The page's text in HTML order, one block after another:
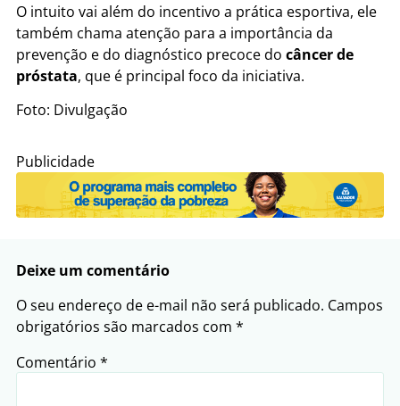
O intuito vai além do incentivo a prática esportiva, ele
também chama atenção para a importância da
prevenção e do diagnóstico precoce do câncer de
próstata, que é principal foco da iniciativa.
Foto: Divulgação
Publicidade
Deixe um comentário
O seu endereço de e-mail não será publicado. Campos
obrigatórios são marcados com *
Comentário *